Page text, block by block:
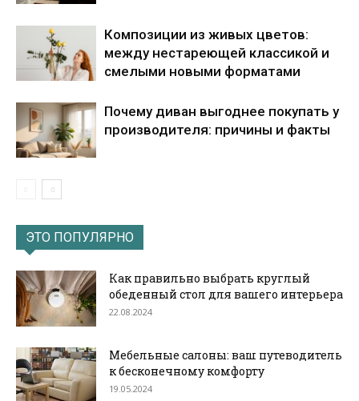
Композиции из живых цветов:
между нестареющей классикой и
смелыми новыми форматами
Почему диван выгоднее покупать у
производителя: причины и факты
ЭТО ПОПУЛЯРНО
Как правильно выбрать круглый
обеденный стол для вашего интерьера
22.08.2024
Мебельные салоны: ваш путеводитель
к бесконечному комфорту
19.05.2024